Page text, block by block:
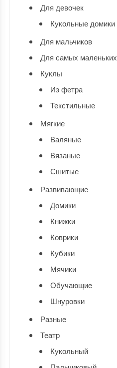
Для девочек
Кукольные домики
Для мальчиков
Для самых маленьких
Куклы
Из фетра
Текстильные
Мягкие
Валяные
Вязаные
Сшитые
Развивающие
Домики
Книжки
Коврики
Кубики
Мячики
Обучающие
Шнуровки
Разные
Театр
Кукольный